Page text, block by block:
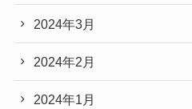
2024年3月
2024年2月
2024年1月